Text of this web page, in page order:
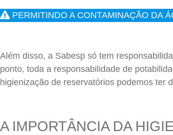
PERMITINDO A CONTAMINAÇÃO DA
Além disso, a Sabesp só tem
ponto, toda a responsabilidade de
higienização de reservatórios podemos ter
A IMPORTÂNCIA DA